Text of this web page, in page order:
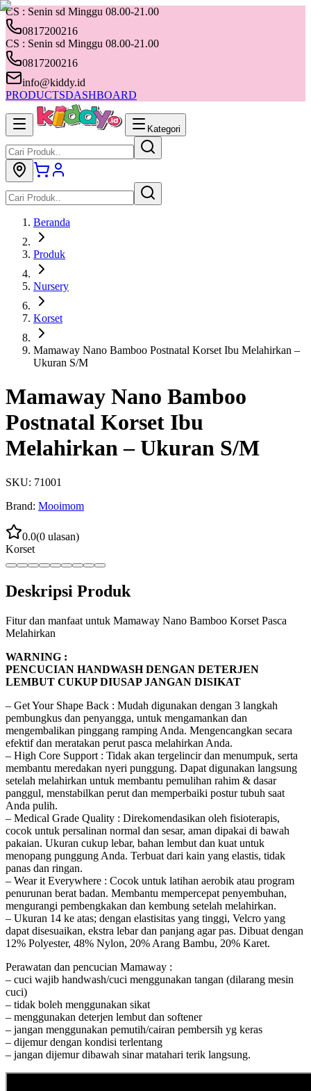
CS : Senin sd Minggu 08.00-21.00
0817200216
CS : Senin sd Minggu 08.00-21.00
0817200216
info@kiddy.id
PRODUCTSDASHBOARD
Kategori
Beranda
Produk
Nursery
Korset
Mamaway Nano Bamboo Postnatal Korset Ibu Melahirkan –
Ukuran S/M
Mamaway Nano Bamboo
Postnatal Korset Ibu
Melahirkan – Ukuran S/M
SKU: 71001
Brand: Mooimom
0.0(0 ulasan)
Korset
Deskripsi Produk
Fitur dan manfaat untuk Mamaway Nano Bamboo Korset Pasca
Melahirkan
WARNING :
PENCUCIAN HANDWASH DENGAN DETERJEN
LEMBUT CUKUP DIUSAP JANGAN DISIKAT
– Get Your Shape Back : Mudah digunakan dengan 3 langkah
pembungkus dan penyangga, untuk mengamankan dan
mengembalikan pinggang ramping Anda. Mengencangkan secara
efektif dan meratakan perut pasca melahirkan Anda.
– High Core Support : Tidak akan tergelincir dan menumpuk, serta
membantu meredakan nyeri punggung. Dapat digunakan langsung
setelah melahirkan untuk membantu pemulihan rahim & dasar
panggul, menstabilkan perut dan memperbaiki postur tubuh saat
Anda pulih.
– Medical Grade Quality : Direkomendasikan oleh fisioterapis,
cocok untuk persalinan normal dan sesar, aman dipakai di bawah
pakaian. Ukuran cukup lebar, bahan lembut dan kuat untuk
menopang punggung Anda. Terbuat dari kain yang elastis, tidak
panas dan ringan.
– Wear it Everywhere : Cocok untuk latihan aerobik atau program
penurunan berat badan. Membantu mempercepat penyembuhan,
mengurangi pembengkakan dan kembung setelah melahirkan.
– Ukuran 14 ke atas; dengan elastisitas yang tinggi, Velcro yang
dapat disesuaikan, ekstra lebar dan panjang agar pas. Dibuat dengan
12% Polyester, 48% Nylon, 20% Arang Bambu, 20% Karet.
Perawatan dan pencucian Mamaway :
– cuci wajib handwash/cuci menggunakan tangan (dilarang mesin
cuci)
– tidak boleh menggunakan sikat
– menggunakan deterjen lembut dan softener
– jangan menggunakan pemutih/cairan pembersih yg keras
– dijemur dengan kondisi terlentang
– jangan dijemur dibawah sinar matahari terik langsung.